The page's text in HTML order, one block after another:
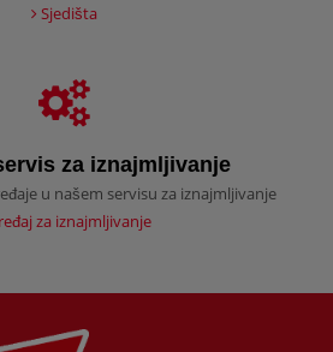
Sjedišta
za iznajmljivanje
u našem servisu za iznajmljivanje
za iznajmljivanje